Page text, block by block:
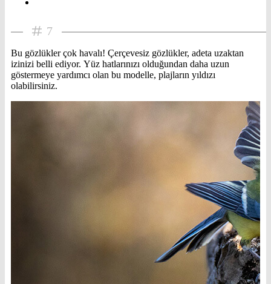
7
Bu gözlükler çok havalı! Çerçevesiz gözlükler, adeta uzaktan
izinizi belli ediyor. Yüz hatlarınızı olduğundan daha uzun
göstermeye yardımcı olan bu modelle, plajların yıldızı
olabilirsiniz.